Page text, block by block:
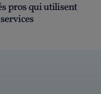
pros qui utilisent